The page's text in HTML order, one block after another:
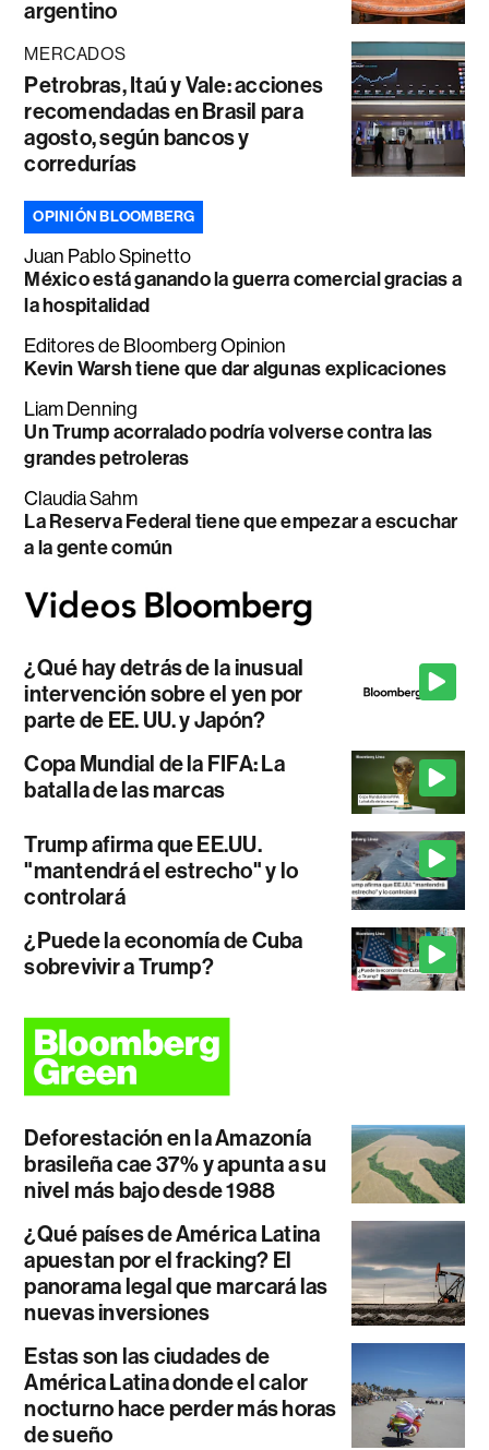
argentino
MERCADOS
Petrobras, Itaú y Vale: acciones
recomendadas en Brasil para
agosto, según bancos y
corredurías
OPINIÓN BLOOMBERG
Juan Pablo Spinetto
México está ganando la guerra comercial gracias a
la hospitalidad
Editores de Bloomberg Opinion
Kevin Warsh tiene que dar algunas explicaciones
Liam Denning
Un Trump acorralado podría volverse contra las
grandes petroleras
Claudia Sahm
La Reserva Federal tiene que empezar a escuchar
a la gente común
¿Qué hay detrás de la inusual
intervención sobre el yen por
parte de EE. UU. y Japón?
Copa Mundial de la FIFA: La
batalla de las marcas
Trump afirma que EE.UU.
"mantendrá el estrecho" y lo
controlará
¿Puede la economía de Cuba
sobrevivir a Trump?
Deforestación en la Amazonía
brasileña cae 37% y apunta a su
nivel más bajo desde 1988
¿Qué países de América Latina
apuestan por el fracking? El
panorama legal que marcará las
nuevas inversiones
Estas son las ciudades de
América Latina donde el calor
nocturno hace perder más horas
de sueño